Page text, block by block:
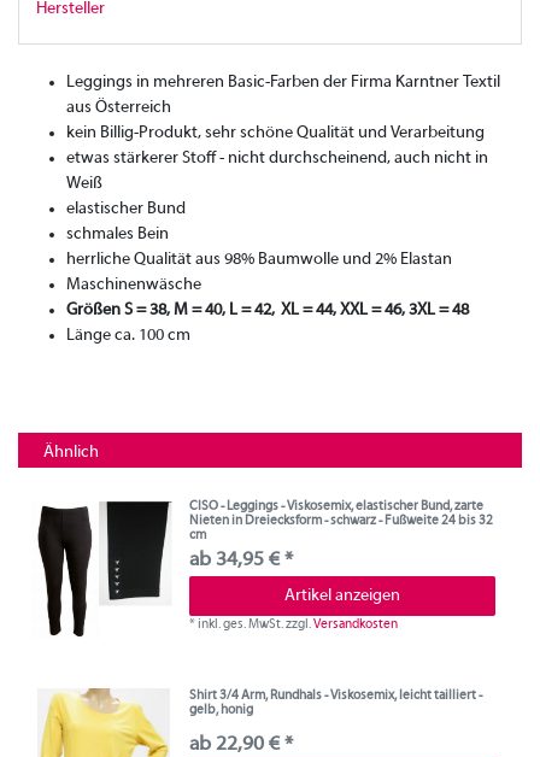
Hersteller
Leggings in mehreren Basic-Farben der Firma Karntner Textil
aus Österreich
kein Billig-Produkt, sehr schöne Qualität und Verarbeitung
etwas stärkerer Stoff - nicht durchscheinend, auch nicht in
Weiß
elastischer Bund
schmales Bein
herrliche Qualität aus 98% Baumwolle und 2% Elastan
Maschinenwäsche
Größen S = 38, M = 40, L = 42, XL = 44, XXL = 46, 3XL = 48
Länge ca. 100 cm
Ähnlich
CISO - Leggings - Viskosemix, elastischer Bund, zarte
Nieten in Dreiecksform - schwarz - Fußweite 24 bis 32
cm
ab 34,95 € *
Artikel anzeigen
*inkl. ges. MwSt.zzgl.Versandkosten
Shirt 3/4 Arm, Rundhals - Viskosemix, leicht tailliert -
gelb, honig
ab 22,90 € *